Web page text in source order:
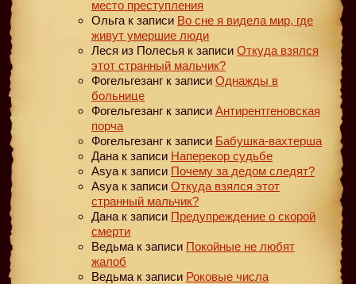
место преступления
Ольга к записи Во сне я видела мир, где
живут умершие люди
Леся из Полесья к записи Откуда взялся
этот странный мальчик?
Фогельгезанг к записи Однажды в
больнице
Фогельгезанг к записи Антирентгеновская
порча
Фогельгезанг к записи Бабушка-вахтерша
Дана к записи Наперекор судьбе
Asya к записи Почему за дедом следят?
Asya к записи Откуда взялся этот
странный мальчик?
Дана к записи Предупреждение о скорой
смерти
Ведьма к записи Покойные не любят
жалоб
Ведьма к записи Роковые числа